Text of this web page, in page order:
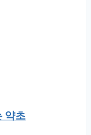
약초